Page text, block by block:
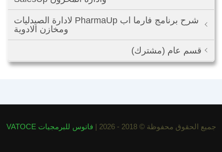
شرح برنامج فارما اب PharmaUp لادارة الصيدليات
ومخازن الادوية
قسم عام (مشترك)
جميع الحقوق محفوظة © 2018 - 2026 | فاتوس للبرمجيات VATOCE